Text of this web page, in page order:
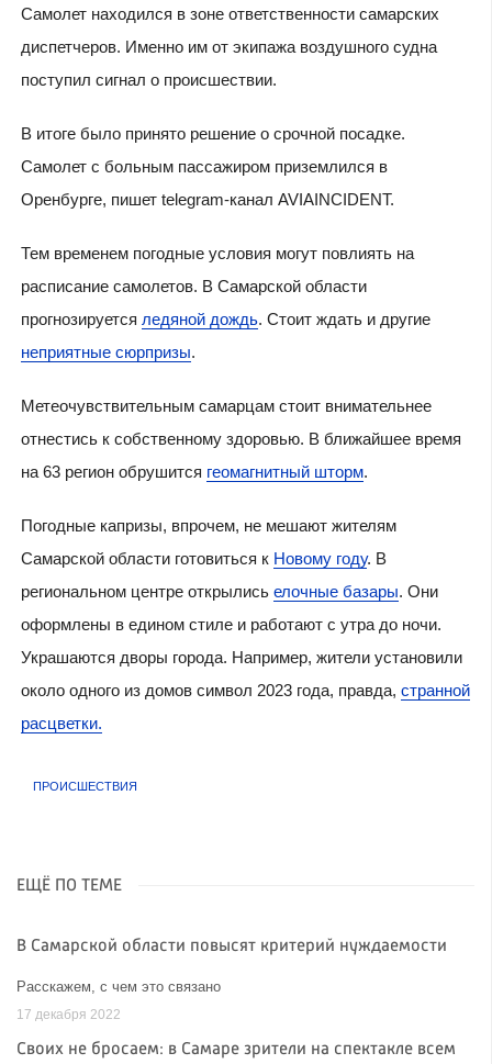
Самолет находился в зоне ответственности самарских
диспетчеров. Именно им от экипажа воздушного судна
поступил сигнал о происшествии.
В итоге было принято решение о срочной посадке.
Самолет с больным пассажиром приземлился в
Оренбурге, пишет telegram-канал AVIAINCIDENT.
Тем временем погодные условия могут повлиять на
расписание самолетов. В Самарской области
прогнозируется ледяной дождь. Стоит ждать и другие
неприятные сюрпризы.
Метеочувствительным самарцам стоит внимательнее
отнестись к собственному здоровью. В ближайшее время
на 63 регион обрушится геомагнитный шторм.
Погодные капризы, впрочем, не мешают жителям
Самарской области готовиться к Новому году. В
региональном центре открылись елочные базары. Они
оформлены в едином стиле и работают с утра до ночи.
Украшаются дворы города. Например, жители установили
около одного из домов символ 2023 года, правда, странной
расцветки.
ПРОИСШЕСТВИЯ
ЕЩЁ ПО ТЕМЕ
В Самарской области повысят критерий нуждаемости
Расскажем, с чем это связано
17 декабря 2022
Своих не бросаем: в Самаре зрители на спектакле всем